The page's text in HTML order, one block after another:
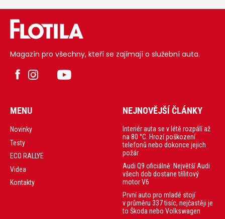
svého nového
modelu Škoda
Peaq. Hlavní úlohu
na palubní desce
obrazovky,
u vozu Škoda
orientována na
v netypickém
Magazín pro všechny, kteří se zajímají o služební auta.
MENU
Novinky
Testy
ECO RALLYE
Videa
Kontakty
NEJNOVĚJŠÍ ČLÁNKY
Interiér auta se v létě rozpálí až
na 80 °C. Hrozí poškození
telefonů nebo dokonce jejich
požár
Audi Q9 oficiálně: Největší Audi
všech dob dostane třílitový
motor V6
První auto pro mladé stojí
v průměru 337 tisíc, nejčastěji je
to Škoda nebo Volkswagen